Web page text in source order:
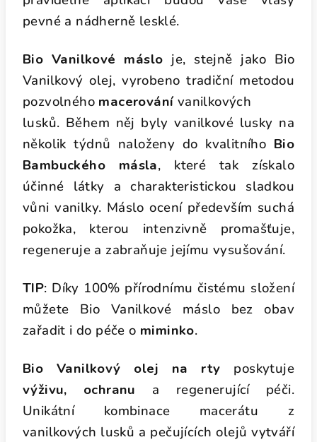
pevné a nádherně lesklé.
Bio Vanilkové máslo je, stejně jako Bio
Vanilkový olej,vyrobeno tradiční metodou
pozvolného macerování vanilkových
lusků. Během něj byly vanilkové lusky na
několik týdnů naloženy do kvalitního Bio
Bambuckého másla, které tak získalo
účinné látky acharakteristickou sladkou
vůni vanilky. Máslo ocení především suchá
pokožka, kterou intenzivně promašťuje,
regeneruje a zabraňuje jejímu vysušování.
TIP: Díky 100% přírodnímu čistému složení
můžete Bio Vanilkové máslo bez obav
zařadit i do péče o miminko.
Bio Vanilkový olej na rty poskytuje
výživu, ochranu a regenerující péči.
Unikátní kombinace macerátu z
vanilkových lusků a pečujících olejů vytváří